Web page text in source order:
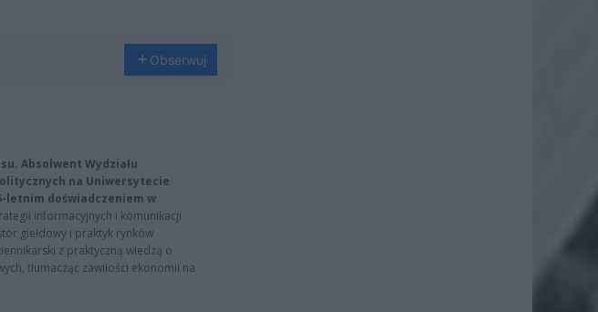
Obserwuj
Absolwent Wydziału
na Uniwersytecie
letnim doświadczeniem w
informacyjnych i komunikacji
giełdowy i praktyk rynków
z praktyczną wiedzą o
tłumacząc zawiłości ekonomii na